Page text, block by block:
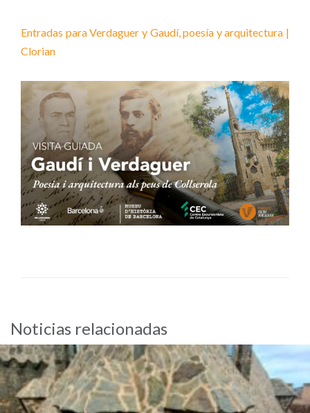
Entradas para Verdaguer y Gaudí, poesía y arquitectura |
Clorian
Noticias relacionadas